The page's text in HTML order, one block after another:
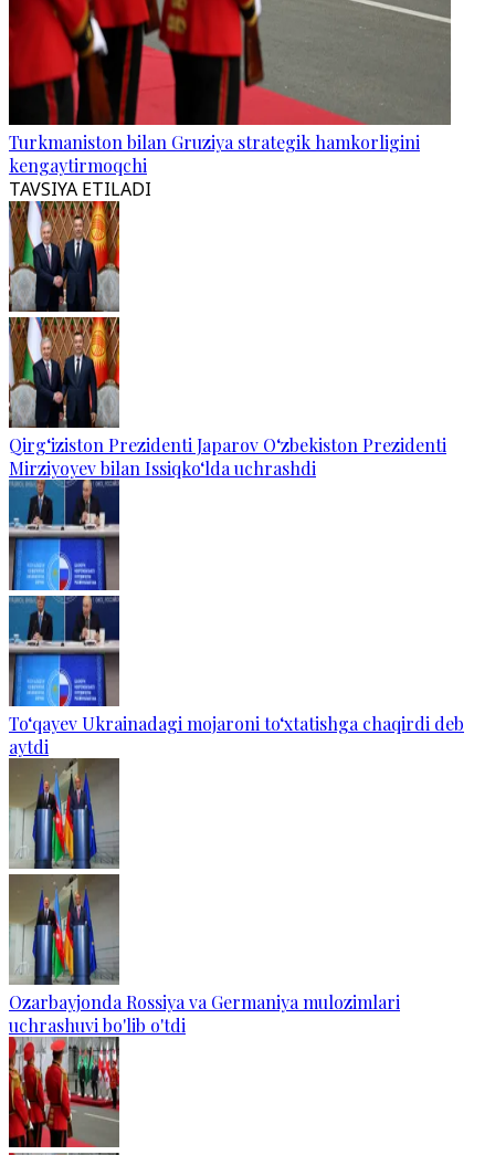
Turkmaniston bilan Gruziya strategik hamkorligini
kengaytirmoqchi
TAVSIYA ETILADI
Qirg‘iziston Prezidenti Japarov O‘zbekiston Prezidenti
Mirziyoyev bilan Issiqko‘lda uchrashdi
To‘qayev Ukrainadagi mojaroni to‘xtatishga chaqirdi deb
aytdi
Ozarbayjonda Rossiya va Germaniya mulozimlari
uchrashuvi bo'lib o'tdi